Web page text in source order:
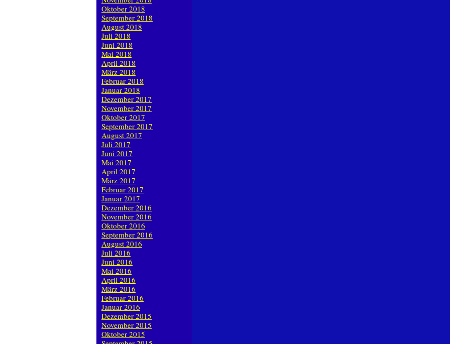
Oktober 2018
September 2018
August 2018
Juli 2018
Juni 2018
Mai 2018
April 2018
März 2018
Februar 2018
Januar 2018
Dezember 2017
November 2017
Oktober 2017
September 2017
August 2017
Juli 2017
Juni 2017
Mai 2017
April 2017
März 2017
Februar 2017
Januar 2017
Dezember 2016
November 2016
Oktober 2016
September 2016
August 2016
Juli 2016
Juni 2016
Mai 2016
April 2016
März 2016
Februar 2016
Januar 2016
Dezember 2015
November 2015
Oktober 2015